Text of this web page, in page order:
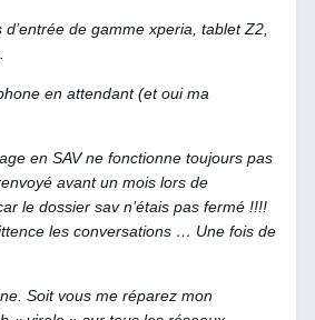
de gamme xperia, tablet Z2,
en attendant (et oui ma
en SAV ne fonctionne toujours pas
avant un mois lors de
le dossier sav n’étais pas fermé !!!!
les conversations … Une fois de
Soit vous me réparez mon